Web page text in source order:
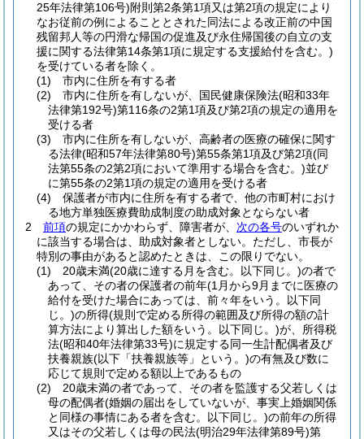
25年法律第106号)附則第2条第1項又は第2項の規定により
なお従前の例によることとされた同法による改正前の中国
残留邦人等の円滑な帰国の促進及び永住帰国後の自立の支
援に関する法律第14条第1項に規定する支援給付を含む。)
を受けている者を除く。
(1)
市内に住所を有する者
(2)
市内に住所を有しないが、国民健康保険法(昭和33年
法律第192号)第116条の2第1項及び第2項の規定の適用を
受ける者
(3)
市内に住所を有しないが、高齢者の医療の確保に関す
る法律(昭和57年法律第80号)第55条第1項及び第2項(同
法第55条の2第2項において準用する場合を含む。)並び
に第55条の2第1項の規定の適用を受ける者
(4)
保護者が市内に住所を有する者で、他の市町村におけ
る地方単独医療費助成制度の助成対象とならない者
2
前項の規定にかかわらず、障害者が、 次の各号のいずれか
に該当する場合は、助成対象者としない。 ただし、市長が
特別の事由があると認めたときは、この限りでない。
(1)
20歳未満(20歳に達する月を含む。以下同じ。)の者で
あって、その者の保護者の前年(1月から9月までに医療の
給付を受けた場合にあっては、前々年をいう。以下同
じ。)の所得(規則で定める所得の範囲及び所得の額の計
算方法により算出した額をいう。以下同じ。)が、所得税
法(昭和40年法律第33号)に規定する同一生計配偶者及び
扶養親族(以下「扶養親族等」という。)の有無及び数に
応じて規則で定める額以上であるもの
(2)
20歳未満の者であって、その者を監護する父若しくは
母の配偶者(婚姻の届出をしていないが、事実上婚姻関係
と同様の事情にある者を含む。以下同じ。)の前年の所得
又はその父若しくは母の民法(明治29年法律第89号)第